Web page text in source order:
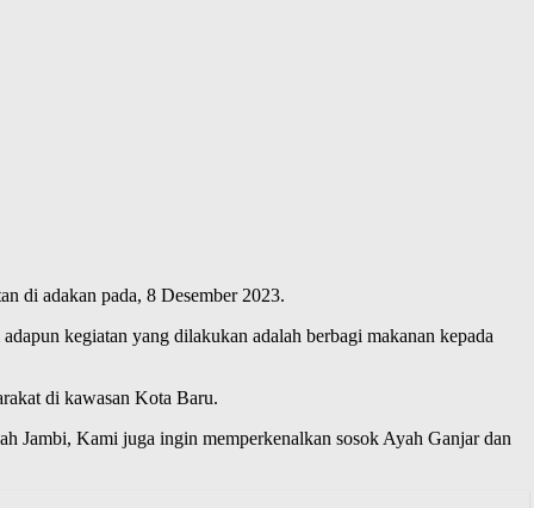
di adakan pada, 8 Desember 2023.
kegiatan yang dilakukan adalah berbagi makanan kepada
di kawasan Kota Baru.
Jambi, Kami juga ingin memperkenalkan sosok Ayah Ganjar dan